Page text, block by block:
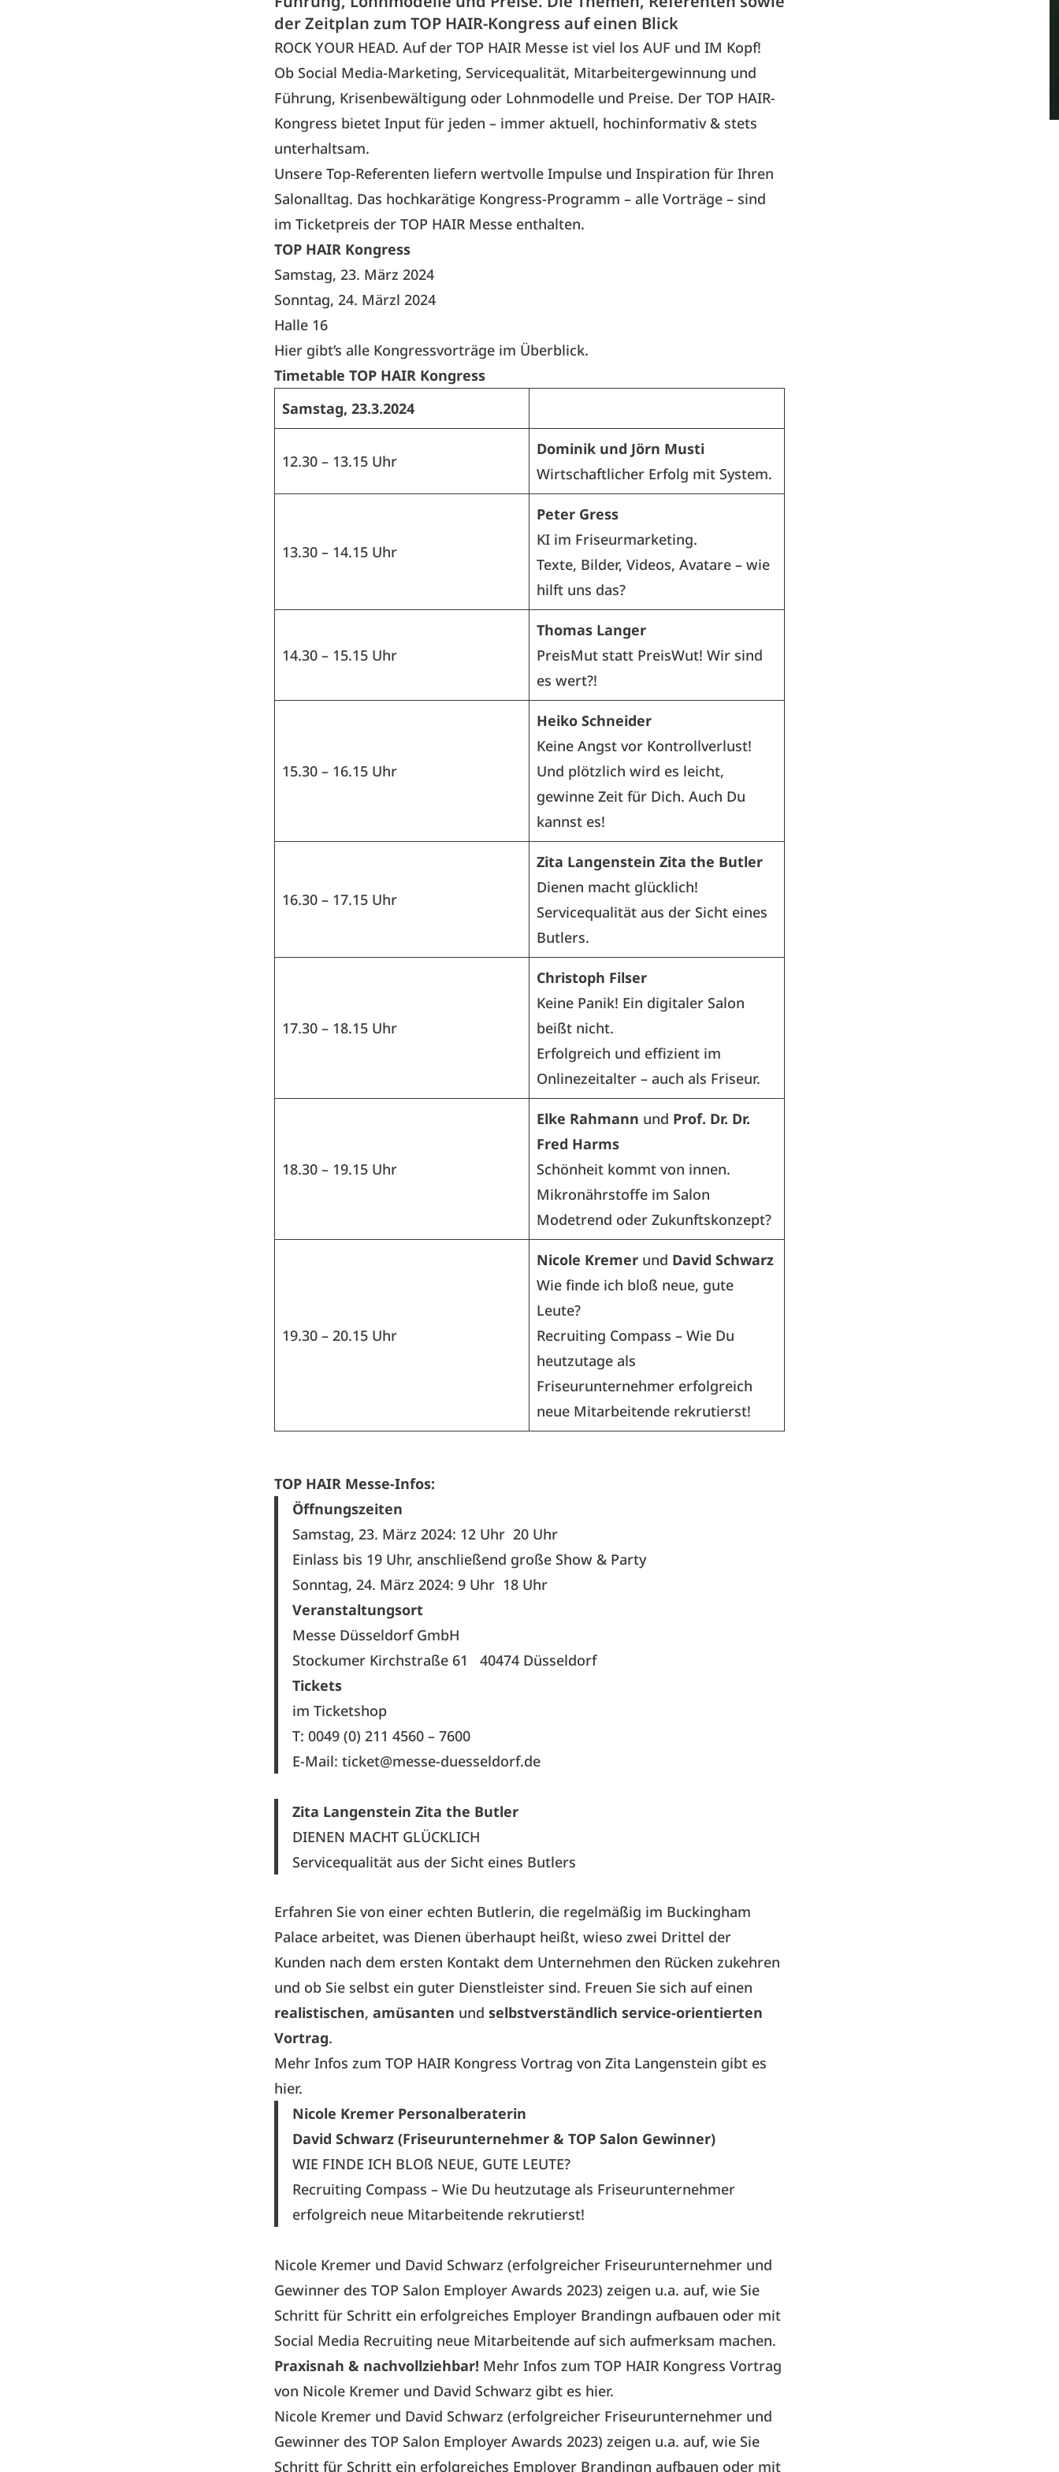
der Zeitplan zum TOP HAIR-Kongress auf einen Blick
ROCK YOUR HEAD. Auf der TOP HAIR Messe ist viel los AUF und IM Kopf!
Ob Social Media-Marketing, Servicequalität, Mitarbeitergewinnung und
Führung, Krisenbewältigung oder Lohnmodelle und Preise. Der TOP HAIR-
Kongress bietet Input für jeden – immer aktuell, hochinformativ & stets
unterhaltsam.
Unsere Top-Referenten liefern wertvolle Impulse und Inspiration für Ihren
Salonalltag. Das hochkarätige Kongress-Programm – alle Vorträge – sind
im Ticketpreis der TOP HAIR Messe enthalten.
TOP HAIR Kongress
Samstag, 23. März 2024
Sonntag, 24. Märzl 2024
Halle 16
Hier gibt’s alle Kongressvorträge im Überblick.
Timetable TOP HAIR Kongress
Samstag, 23.3.2024
12.30 – 13.15 Uhr
Dominik und Jörn Musti
Wirtschaftlicher Erfolg mit System.
13.30 – 14.15 Uhr
Peter Gress
KI im Friseurmarketing.
Texte, Bilder, Videos, Avatare – wie
hilft uns das?
14.30 – 15.15 Uhr
Thomas Langer
PreisMut statt PreisWut! Wir sind
es wert?!
15.30 – 16.15 Uhr
Heiko Schneider
Keine Angst vor Kontrollverlust!
Und plötzlich wird es leicht,
gewinne Zeit für Dich. Auch Du
kannst es!
16.30 – 17.15 Uhr
Zita Langenstein Zita the Butler
Dienen macht glücklich!
Servicequalität aus der Sicht eines
Butlers.
17.30 – 18.15 Uhr
Christoph Filser
Keine Panik! Ein digitaler Salon
beißt nicht.
Erfolgreich und effizient im
Onlinezeitalter – auch als Friseur.
18.30 – 19.15 Uhr
Elke Rahmann und Prof. Dr. Dr.
Fred Harms
Schönheit kommt von innen.
Mikronährstoffe im Salon
Modetrend oder Zukunftskonzept?
19.30 – 20.15 Uhr
Nicole Kremer und David Schwarz
Wie finde ich bloß neue, gute
Leute?
Recruiting Compass – Wie Du
heutzutage als
Friseurunternehmer erfolgreich
neue Mitarbeitende rekrutierst!
TOP HAIR Messe-Infos:
Öffnungszeiten
Samstag, 23. März 2024: 12 Uhr 20 Uhr
Einlass bis 19 Uhr, anschließend große Show & Party
Sonntag, 24. März 2024: 9 Uhr 18 Uhr
Veranstaltungsort
Messe Düsseldorf GmbH
Stockumer Kirchstraße 61 40474 Düsseldorf
Tickets
im Ticketshop
T: 0049 (0) 211 4560 – 7600
E-Mail: ticket@messe-duesseldorf.de
Zita Langenstein Zita the Butler
DIENEN MACHT GLÜCKLICH
Servicequalität aus der Sicht eines Butlers
Erfahren Sie von einer echten Butlerin, die regelmäßig im Buckingham
Palace arbeitet, was Dienen überhaupt heißt, wieso zwei Drittel der
Kunden nach dem ersten Kontakt dem Unternehmen den Rücken zukehren
und ob Sie selbst ein guter Dienstleister sind. Freuen Sie sich auf einen
realistischen, amüsanten und selbstverständlich service-orientierten
Vortrag.
Mehr Infos zum TOP HAIR Kongress Vortrag von Zita Langenstein gibt es
hier.
Nicole Kremer Personalberaterin
David Schwarz (Friseurunternehmer & TOP Salon Gewinner)
WIE FINDE ICH BLOß NEUE, GUTE LEUTE?
Recruiting Compass – Wie Du heutzutage als Friseurunternehmer
erfolgreich neue Mitarbeitende rekrutierst!
Nicole Kremer und David Schwarz (erfolgreicher Friseurunternehmer und
Gewinner des TOP Salon Employer Awards 2023) zeigen u.a. auf, wie Sie
Schritt für Schritt ein erfolgreiches Employer Brandingn aufbauen oder mit
Social Media Recruiting neue Mitarbeitende auf sich aufmerksam machen.
Praxisnah & nachvollziehbar! Mehr Infos zum TOP HAIR Kongress Vortrag
von Nicole Kremer und David Schwarz gibt es hier.
Nicole Kremer und David Schwarz (erfolgreicher Friseurunternehmer und
Gewinner des TOP Salon Employer Awards 2023) zeigen u.a. auf, wie Sie
Schritt für Schritt ein erfolgreiches Employer Brandingn aufbauen oder mit